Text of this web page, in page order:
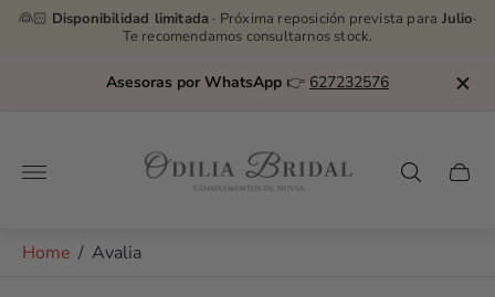
👰🏻 Disponibilidad limitada · Próxima reposición prevista para Julio·
Te recomendamos consultarnos stock.
Asesoras por WhatsApp 👉 627232576
Store
logo"
Cart
Home / Avalia